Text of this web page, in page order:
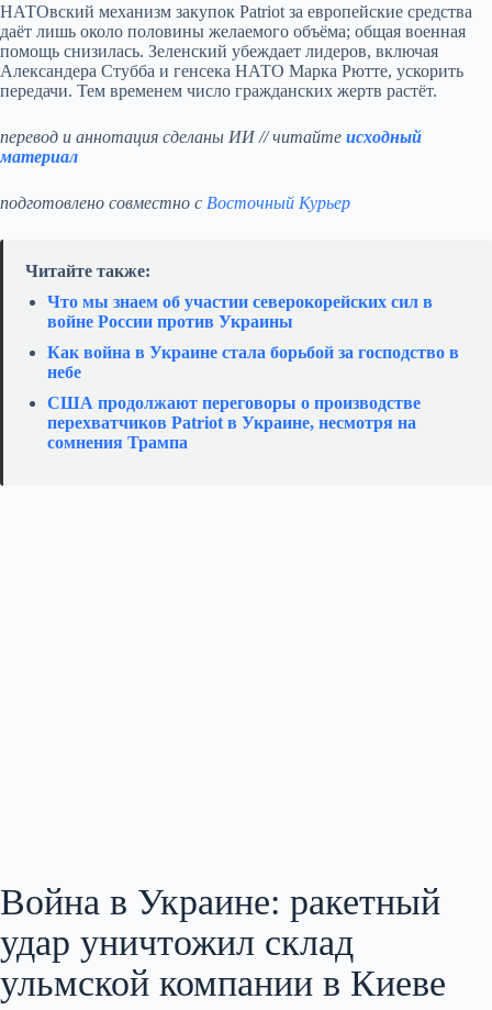
НАТОвский механизм закупок Patriot за европейские средства
даёт лишь около половины желаемого объёма; общая военная
помощь снизилась. Зеленский убеждает лидеров, включая
Александера Стубба и генсека НАТО Марка Рютте, ускорить
передачи. Тем временем число гражданских жертв растёт.
перевод и аннотация сделаны ИИ // читайте исходный
материал
подготовлено совместно с Восточный Курьер
Читайте также:
Что мы знаем об участии северокорейских сил в
войне России против Украины
Как война в Украине стала борьбой за господство в
небе
США продолжают переговоры о производстве
перехватчиков Patriot в Украине, несмотря на
сомнения Трампа
Война в Украине: ракетный
удар уничтожил склад
ульмской компании в Киеве